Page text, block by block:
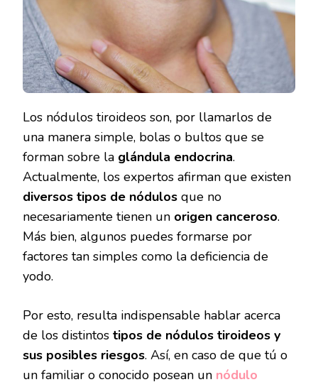
Los nódulos tiroideos son, por llamarlos de
una manera simple, bolas o bultos que se
forman sobre la glándula endocrina.
Actualmente, los expertos afirman que existen
diversos tipos de nódulos que no
necesariamente tienen un origen canceroso.
Más bien, algunos puedes formarse por
factores tan simples como la deficiencia de
yodo.
Por esto, resulta indispensable hablar acerca
de los distintos tipos de nódulos tiroideos y
sus posibles riesgos. Así, en caso de que tú o
un familiar o conocido posean un nódulo